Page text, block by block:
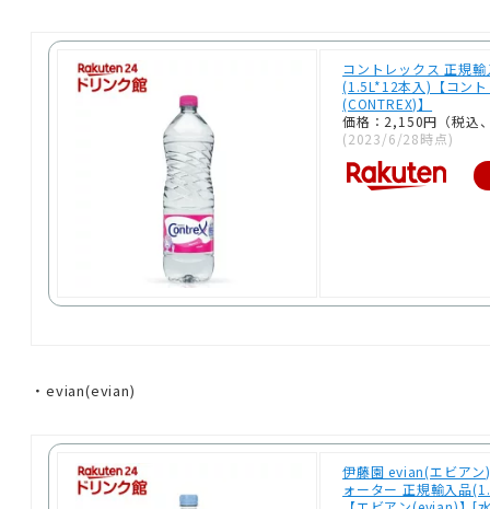
コントレックス 正規
(1.5L*12本入)【コン
(CONTREX)】
価格：2,150円（税込
(2023/6/28時点)
・evian(evian)
伊藤園 evian(エビアン
ォーター 正規輸入品